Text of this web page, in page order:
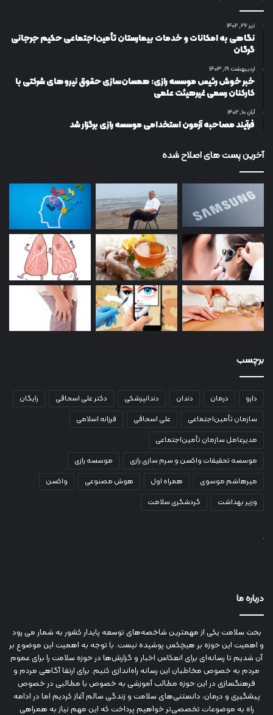
تیر ۲۶, ۱۴۰۲
نگاهی به امکانات و خدمات بیمارستان تأمین‌اجتماعی حکیم جرجانی
گرگان
اردیبهشت ۱۹, ۱۴۰۳
خبر خوش رئیس موسسه رازی: همسان‌سازی حقوق نیروهای شرکتی با
کارکنان رسمی غیرهیئت علمی
آبان ۱۰, ۱۴۰۲
فرآیند مصاحبه آزمون استخدامی موسسه رازی برگزار شد
آخرین پست های اصلاح شده
برچسب
دارو درمان دندان دندانپزشکی دکتر علی اسحاقی
رایگان
سازمان تأمین‌اجتماعی
علی اسحاقی
فرزانه اسلامی
مدیرعامل سازمان تأمین‌اجتماعی
موسسه تحقیقات واکسن و سرم سازی رازی
موسسه رازی
میرهاشم موسوی
همراه اول هوش مصنوعی
واکسن
وزیر بهداشت
گردشگری سلامت
درباره ما
بحث سلامت یکی از مهمترین شاخصه‌های توسعه پایدار کشور به شمار می رود
و اهمیت این حوزه بر هیچکس پوشیده نیست. با توجه به اهمیت این موضوع بر
آن شدیم تا رسانه‌ای برای انعکاس اخبار و گزارش‌ها در حوزه سلامت را برای عموم
مردم به خصوص مخاطبان این رسانه راه‌اندازی کنیم. برای ارتقا آگاهی مردم و
فرهنگسازی در این حوزه مطالب آموزشی به خصوص با مطالبی در خصوص
پیشگیری و درمان، دانستنی‌های سلامت و زندگی سالم آغاز کردیم اما در ادامه
راه به موضوعات تخصصی‌تر خواهیم پرداخت که این مهم نیاز به همراهی